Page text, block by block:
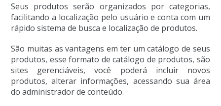
Seus produtos serão organizados por categorias,
facilitando a localização pelo usuário e conta com um
rápido sistema de busca e localização de produtos.
São muitas as vantagens em ter um catálogo de seus
produtos, esse formato de catálogo de produtos, são
sites gerenciáveis, você poderá incluir novos
produtos, alterar informações, acessando sua área
do administrador de conteúdo.